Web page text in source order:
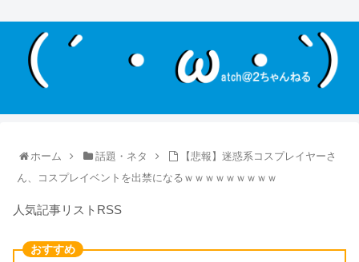
ホーム 話題・ネタ
【悲報】迷惑系コスプレイヤーさ
ん、コスプレイベントを出禁になるｗｗｗｗｗｗｗｗｗ
人気記事リストRSS